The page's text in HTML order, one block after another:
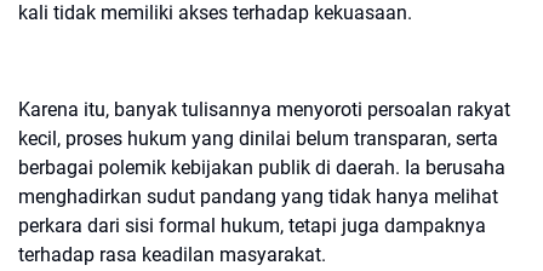
kali tidak memiliki akses terhadap kekuasaan.
Karena itu, banyak tulisannya menyoroti persoalan rakyat
kecil, proses hukum yang dinilai belum transparan, serta
berbagai polemik kebijakan publik di daerah. Ia berusaha
menghadirkan sudut pandang yang tidak hanya melihat
perkara dari sisi formal hukum, tetapi juga dampaknya
terhadap rasa keadilan masyarakat.